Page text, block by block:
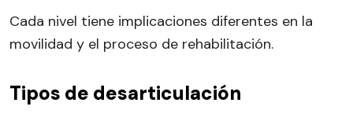
Cada nivel tiene implicaciones diferentes en la
movilidad y el proceso de rehabilitación.
Tipos de desarticulación